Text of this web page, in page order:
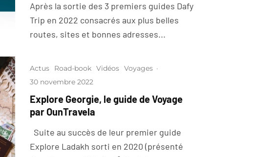
Après la sortie des 3 premiers guides Dafy
Trip en 2022 consacrés aux plus belles
routes, sites et bonnes adresses...
Actus Road-book Vidéos Voyages ·
30 novembre 2022
Explore Georgie, le guide de Voyage
par OunTravela
Suite au succès de leur premier guide
Explore Ladakh sorti en 2020 (présenté